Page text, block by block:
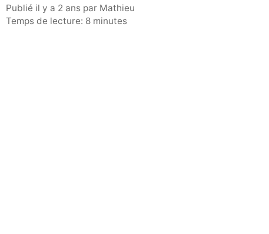
publié il y a 2 ans par Mathieu
Temps de lecture: 8 minutes